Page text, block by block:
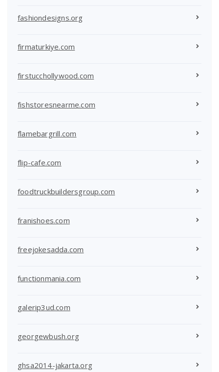
fashiondesigns.org
firmaturkiye.com
firstucchollywood.com
fishstoresnearme.com
flamebargrill.com
flip-cafe.com
foodtruckbuildersgroup.com
franishoes.com
freejokesadda.com
functionmania.com
galerip3ud.com
georgewbush.org
ghsa2014-jakarta.org